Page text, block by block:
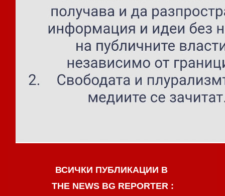
ВСИЧКИ ПУБЛИКАЦИИ В
THE NEWS BG REPORTER :